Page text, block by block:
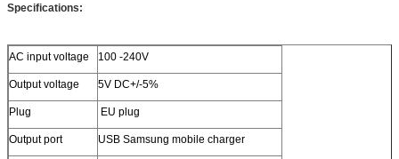
Specifications:
AC input voltage 100 -240V
Output voltage 5V DC+/-5%
Plug EU plug
Output port USB Samsung mobile charger